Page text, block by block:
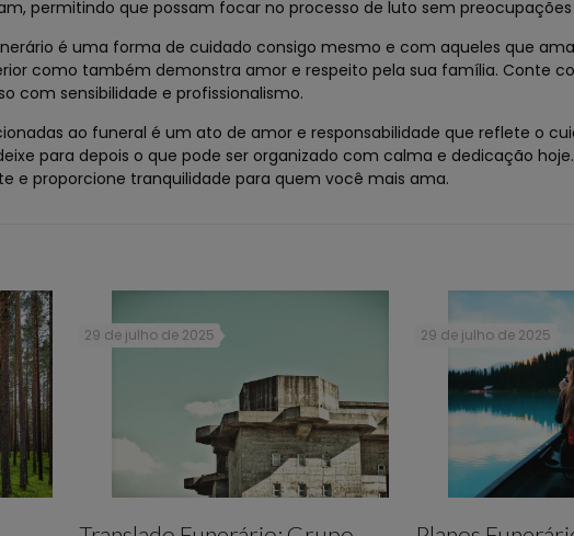
permitindo que possam focar no processo de luto sem
é uma forma de cuidado consigo mesmo e com aqueles que
como também demonstra amor e respeito pela sua família. Conte
com sensibilidade e profissionalismo.
ao funeral é um ato de amor e responsabilidade que reflete o
para depois o que pode ser organizado com calma e dedicação
e proporcione tranquilidade para quem você mais ama.
29 de julho de 2025 29 de julho de 2025